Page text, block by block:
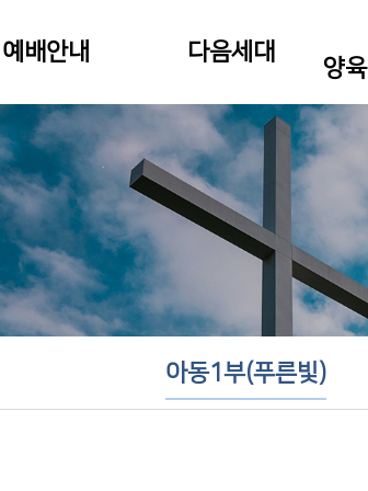
예배안내 다음세대
양육
아동1부(푸른빛)